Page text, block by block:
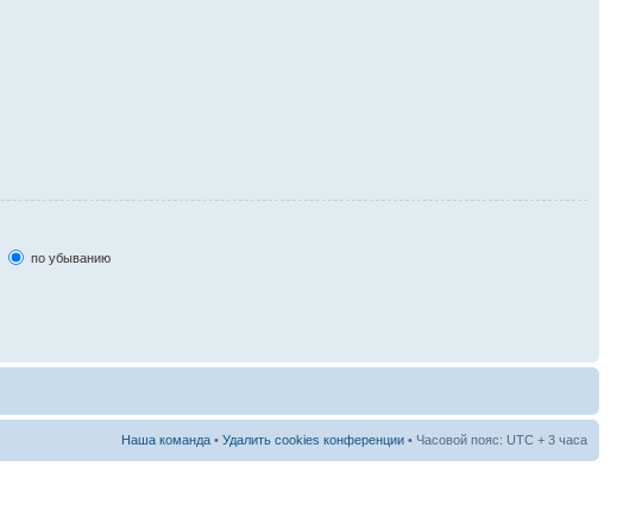
по убыванию
Наша команда • Удалить cookies конференции • Часовой пояс: UTC + 3 часа